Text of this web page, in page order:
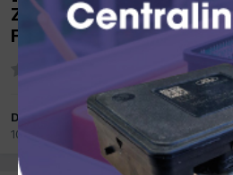
Z19DTH 110Kw Diesel]
FUNZIONA
Da MSMSNC
10 Aprile 2017
in Meccatronica